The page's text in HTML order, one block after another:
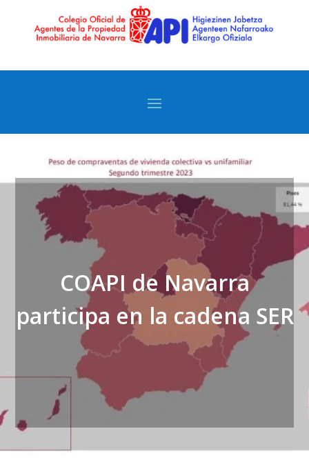
COAPI de Navarra
participa en la cadena SER